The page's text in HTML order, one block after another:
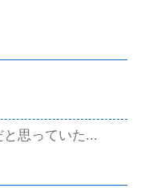
思っていた...